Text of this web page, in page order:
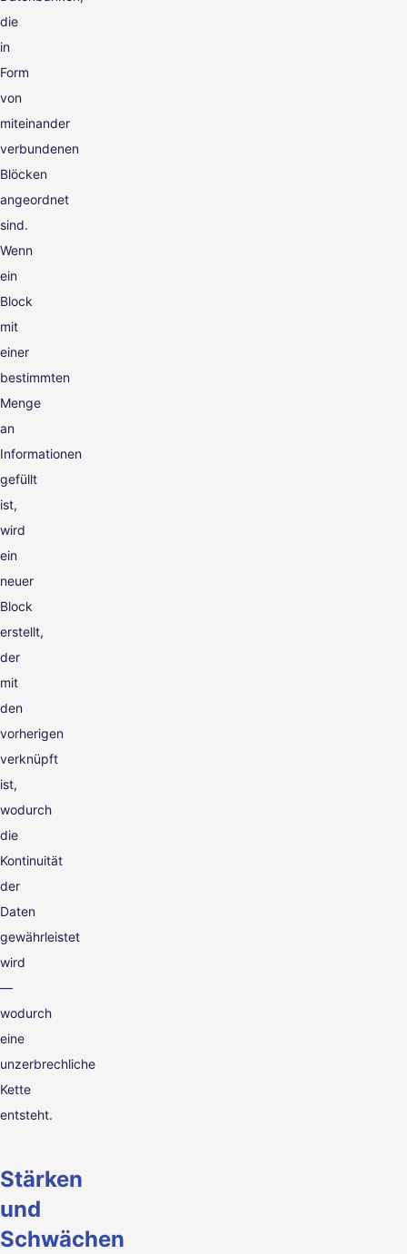
die
in
Form
von
miteinander
verbundenen
Blöcken
angeordnet
sind.
Wenn
ein
Block
mit
einer
bestimmten
Menge
an
Informationen
gefüllt
ist,
wird
ein
neuer
Block
erstellt,
der
mit
den
vorherigen
verknüpft
ist,
wodurch
die
Kontinuität
der
Daten
gewährleistet
wird
—
wodurch
eine
unzerbrechliche
Kette
entsteht.
Stärken
und
Schwächen